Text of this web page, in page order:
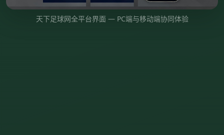
天下足球网全平台界面 — PC端与移动端协同体验